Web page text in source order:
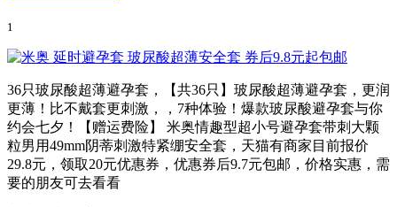
1
36只玻尿酸超薄避孕套，【共36只】玻尿酸超薄避孕套，更润
更薄！比不戴套更刺激，，7种体验！爆款玻尿酸避孕套与你
约会七夕！【赠运费险】 米奥情趣型超小号避孕套带刺大颗
粒男用49mm阴蒂刺激特紧绷安全套，天猫有商家目前报价
29.8元，领取20元优惠券，优惠券后9.7元包邮，价格实惠，需
要的朋友可去看看